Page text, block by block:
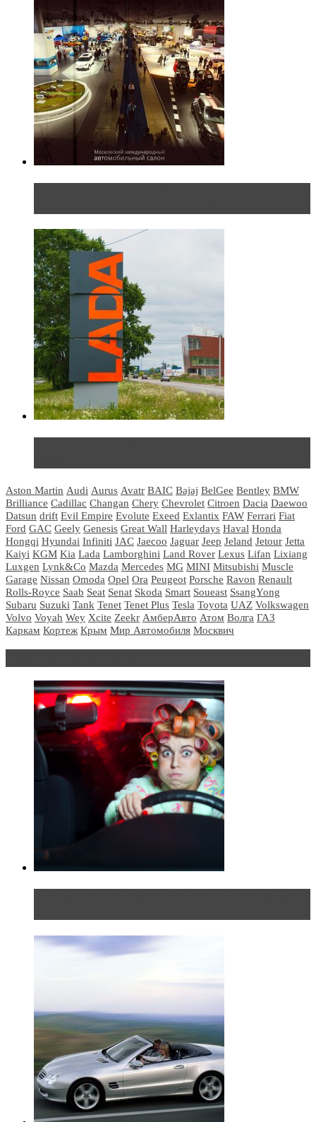
Aston Martin Audi Aurus Avatr BAIC Bajaj BelGee Bentley BMW
Brilliance Cadillac Changan Chery Chevrolet Citroen Dacia Daewoo
Datsun drift Evil Empire Evolute Exeed Exlantix FAW Ferrari Fiat
Ford GAC Geely Genesis Great Wall Harleydays Haval Honda
Hongqi Hyundai Infiniti JAC Jaecoo Jaguar Jeep Jeland Jetour Jetta
Kaiyi KGM Kia Lada Lamborghini Land Rover Lexus Lifan Lixiang
Luxgen Lynk&Co Mazda Mercedes MG MINI Mitsubishi Muscle
Garage Nissan Omoda Opel Ora Peugeot Porsche Ravon Renault
Rolls-Royce Saab Seat Senat Skoda Smart Soueast SsangYong
Subaru Suzuki Tank Tenet Tenet Plus Tesla Toyota UAZ Volkswagen
Volvo Voyah Wey Xcite Zeekr АмберАвто Атом Волга ГАЗ
Каркам Кортеж Крым Мир Автомобиля Москвич